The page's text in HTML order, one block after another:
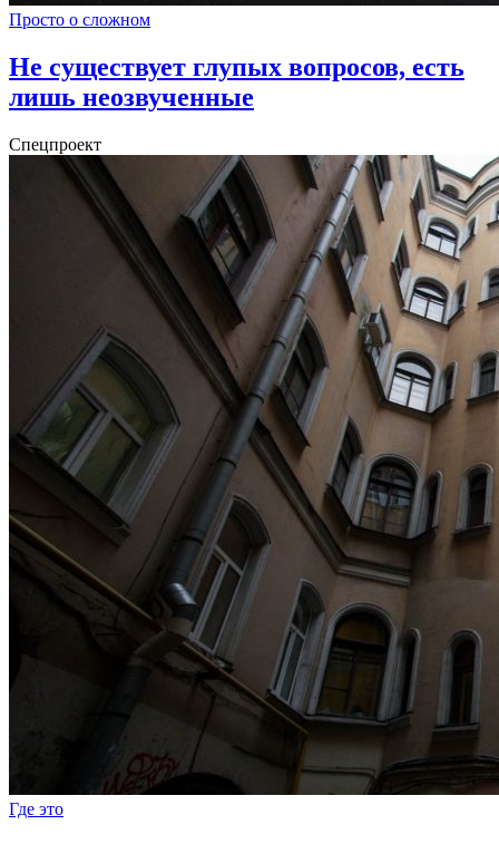
Просто о сложном
Не существует глупых вопросов, есть
лишь неозвученные
Спецпроект
Где это